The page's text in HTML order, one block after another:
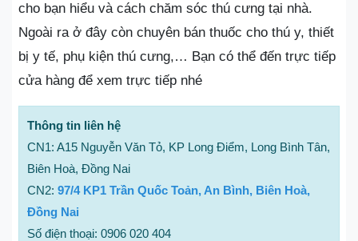
cho bạn hiểu và cách chăm sóc thú cưng tại nhà.
Ngoài ra ở đây còn chuyên bán thuốc cho thú y, thiết
bị y tế, phụ kiện thú cưng,… Bạn có thể đến trực tiếp
cửa hàng để xem trực tiếp nhé
Thông tin liên hệ
CN1: A15 Nguyễn Văn Tỏ, KP Long Điểm, Long Bình Tân,
Biên Hoà, Đồng Nai
CN2: 97/4 KP1 Trần Quốc Toản, An Bình, Biên Hoà,
Đồng Nai
Số điện thoại: 0906 020 404